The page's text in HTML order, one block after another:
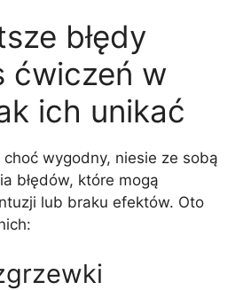
błędy
ćwiczeń w
ich unikać
wygodny, niesie ze sobą
błędów, które mogą
lub braku efektów. Oto